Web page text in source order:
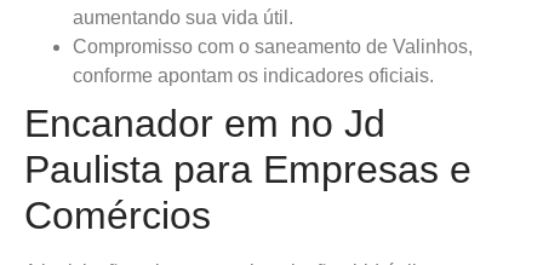
aumentando sua vida útil.
Compromisso com o saneamento de Valinhos,
conforme apontam os indicadores oficiais.
Encanador em no Jd
Paulista para Empresas e
Comércios